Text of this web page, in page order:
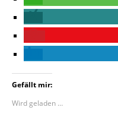
Gefällt mir:
Wird geladen …